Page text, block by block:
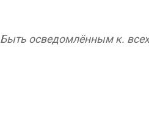
Быть осведомлённым к. всех